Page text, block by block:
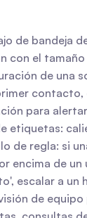
de bandeja
con el
de una
contacto,
para
etiquetas:
de regla: si
encima de un
escalar a un
de equipo